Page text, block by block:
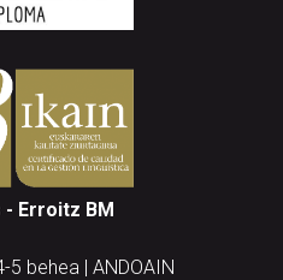
Erroitz BM
5 behea | ANDOAIN